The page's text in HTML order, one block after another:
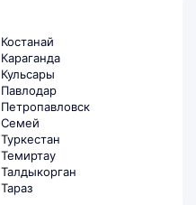
Костанай
Караганда
Кульсары
Павлодар
Петропавловск
Семей
Туркестан
Темиртау
Талдыкорган
Тараз